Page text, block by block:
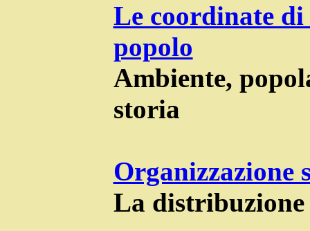
Le coordinate di
popolo
Ambiente,
storia
Organizzazione
La distribuzione